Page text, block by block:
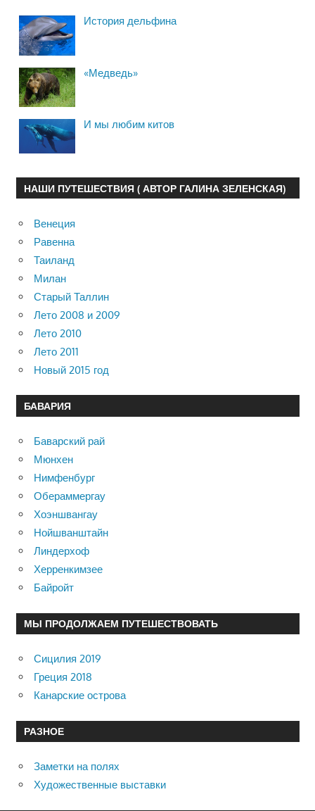
История дельфина
«Медведь»
И мы любим китов
НАШИ ПУТЕШЕСТВИЯ ( АВТОР ГАЛИНА ЗЕЛЕНСКАЯ)
Венеция
Равенна
Таиланд
Милан
Старый Таллин
Лето 2008 и 2009
Лето 2010
Лето 2011
Новый 2015 год
БАВАРИЯ
Баварский рай
Мюнхен
Нимфенбург
Обераммергау
Хоэншвангау
Нойшванштайн
Линдерхоф
Херренкимзее
Байройт
МЫ ПРОДОЛЖАЕМ ПУТЕШЕСТВОВАТЬ
Сицилия 2019
Греция 2018
Канарские острова
РАЗНОЕ
Заметки на полях
Художественные выставки